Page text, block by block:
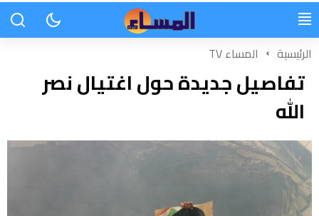
الرئيسية المساء TV
تفاصيل جديدة حول اغتيال نصر
الله